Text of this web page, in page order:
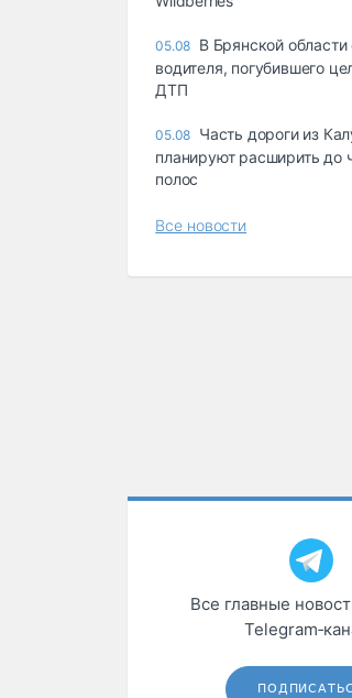
05.08 В Брянской области
водителя, погубившего
ДТП
05.08 Часть дороги из
планируют расширить до
полос
Все новости
Все главные